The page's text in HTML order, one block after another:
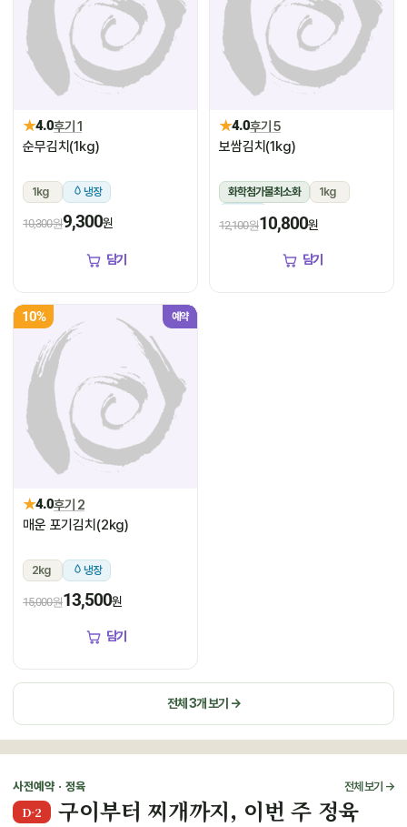
★4.0후기 1
순무김치(1kg)
1kg 냉장
10,300원9,300원
담기
★4.0후기 5
보쌈김치(1kg)
화학첨가물최소화
1kg
12,100원10,800원
담기
10% 예약
★4.0후기 2
매운 포기김치(2kg)
2kg 냉장
15,000원13,500원
담기
전체 3개 보기 →
사전예약 · 정육 전체 보기 →
D-2 구이부터 찌개까지, 이번 주 정육